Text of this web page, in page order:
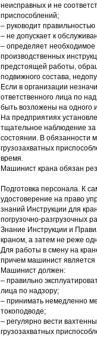
неисправных и не
приспособлений;
– руководит
– не допускает к
– определяет
производственных
предстоящей работы,
подвижного состава,
Если в организации
ответственного лица по
быть возложены на одного
На предприятиях
тщательное наблюдение
состоянии. В обязанности
грузозахватных
время.
Машинист крана обязан
Подготовка персонала. К
удостоверение на право
знаний Инструкции для
погрузочно-разгрузочных
Знание Инструкции и
краном, а затем не реже
Для работы в смену на
причем машинист является
Машинист должен:
– правильно
лица по надзору;
– принимать немедленно
токоподводе;
– регулярно вести
грузозахватных